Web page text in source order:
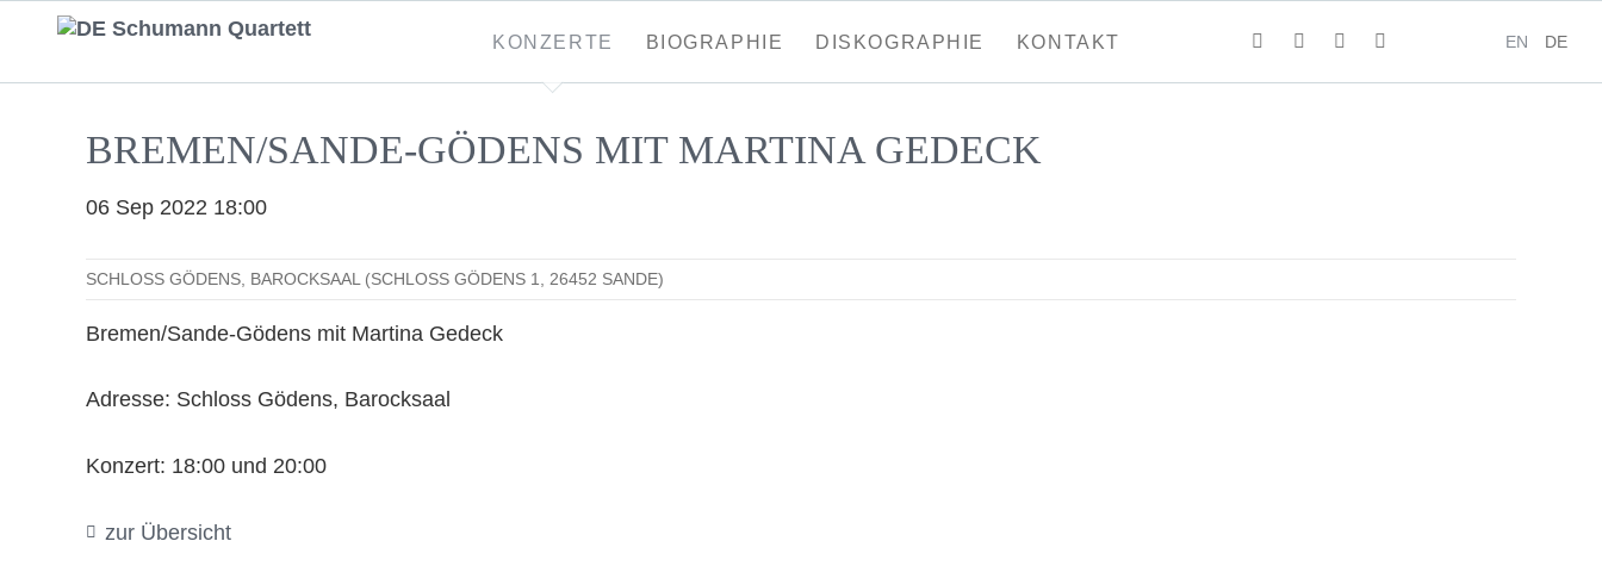
EN DE
überspringen
KONZERTE BIOGRAPHIE DISKOGRAPHIE KONTAKT
BREMEN/SANDE-GÖDENS MIT MARTINA GEDECK
06 Sep 2022 18:00
SCHLOSS GÖDENS, BAROCKSAAL (SCHLOSS GÖDENS 1, 26452 SANDE)
Bremen/Sande-Gödens mit Martina Gedeck
Adresse: Schloss Gödens, Barocksaal
Konzert: 18:00 und 20:00
zur Übersicht